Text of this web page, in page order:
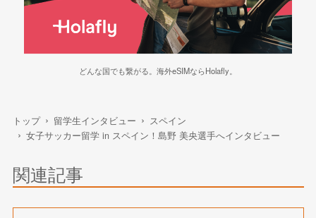
どんな国でも繋がる。海外eSIMならHolafly。
トップ 留学生インタビュー
スペイン
女子サッカー留学 in スペイン！島野 美央選手へインタビュー
関連記事